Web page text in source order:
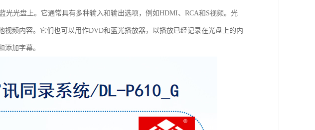
光光盘上。它通常具有多种输入和输出选项，例如HDMI、RCA和S视频。光
频内容。它们也可以用作DVD和蓝光播放器，以播放已经记录在光盘上的内
添加字幕。